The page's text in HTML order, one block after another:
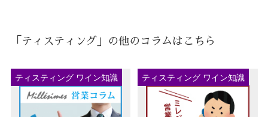
「ティスティング」の他のコラムはこちら
ティスティング ワイン知識 ティスティング ワイン知識